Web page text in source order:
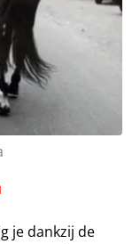
je dankzij de